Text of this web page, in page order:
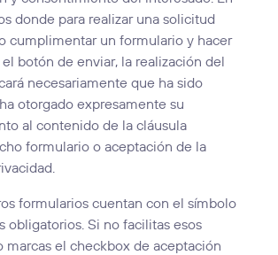
donde para realizar una solicitud
cumplimentar un formulario y hacer
el botón de enviar, la realización del
necesariamente que ha sido
otorgado expresamente su
al contenido de la cláusula
formulario o aceptación de la
formularios cuentan con el símbolo
obligatorios. Si no facilitas esos
marcas el checkbox de aceptación